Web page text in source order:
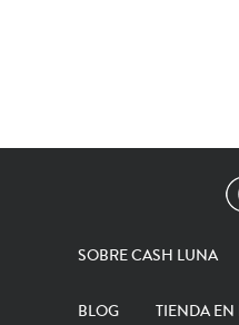
SOBRE CASH LUNA
BLOG TIENDA EN